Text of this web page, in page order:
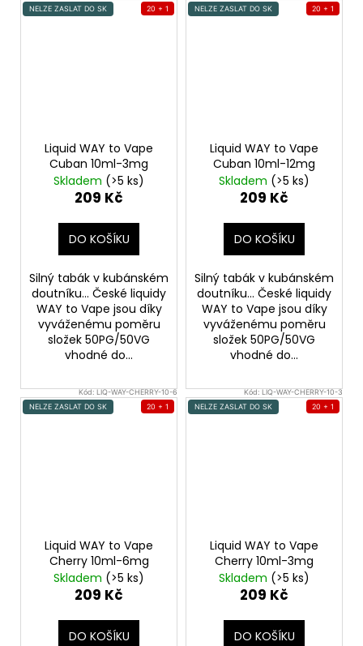
NELZE ZASLAT DO SK
20 + 1
Liquid WAY to Vape
Cuban 10ml-3mg
Skladem (>5 ks)
209 Kč
DO KOŠÍKU
Silný tabák v kubánském
doutníku... České liquidy
WAY to Vape jsou díky
vyváženému poměru
složek 50PG/50VG
vhodné do...
NELZE ZASLAT DO SK
20 + 1
Liquid WAY to Vape
Cuban 10ml-12mg
Skladem (>5 ks)
209 Kč
DO KOŠÍKU
Silný tabák v kubánském
doutníku... České liquidy
WAY to Vape jsou díky
vyváženému poměru
složek 50PG/50VG
vhodné do...
Kód:LIQ-WAY-CHERRY-10-6
NELZE ZASLAT DO SK
20 + 1
Liquid WAY to Vape
Cherry 10ml-6mg
Skladem (>5 ks)
209 Kč
DO KOŠÍKU
Kód:LIQ-WAY-CHERRY-10-3
NELZE ZASLAT DO SK
20 + 1
Liquid WAY to Vape
Cherry 10ml-3mg
Skladem (>5 ks)
209 Kč
DO KOŠÍKU